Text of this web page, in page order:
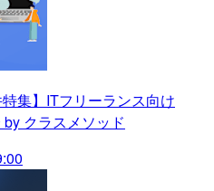
集】ITフリーランス向け
by クラスメソッド